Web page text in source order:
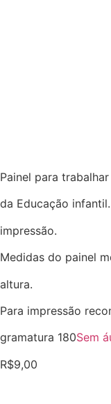
Painel para
da Educação
impressão.
Medidas do painel
altura.
Para impressão
gramatura 180Sem
R$9,00